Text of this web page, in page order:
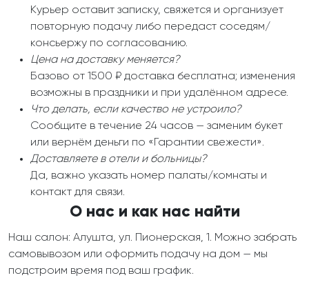
Курьер оставит записку, свяжется и организует
повторную подачу либо передаст соседям/
консьержу по согласованию.
Цена на доставку меняется?
Базово от 1500 ₽ доставка бесплатна; изменения
возможны в праздники и при удалённом адресе.
Что делать, если качество не устроило?
Сообщите в течение 24 часов — заменим букет
или вернём деньги по «Гарантии свежести».
Доставляете в отели и больницы?
Да, важно указать номер палаты/комнаты и
контакт для связи.
О нас и как нас найти
Наш салон: Алушта, ул. Пионерская, 1. Можно забрать
самовывозом или оформить подачу на дом — мы
подстроим время под ваш график.